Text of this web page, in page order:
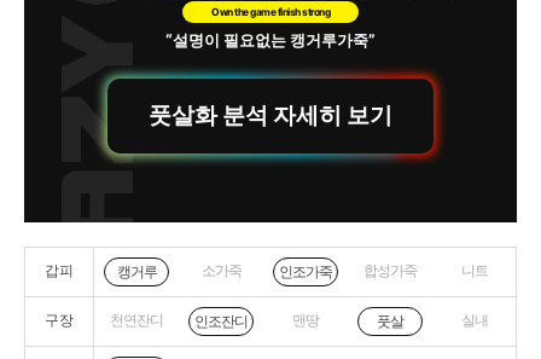
Own the game finish strong
“설명이 필요없는 캥거루가죽”
풋살화 분석 자세히 보기
갑피 캥거루 소가죽 인조가죽 합성가죽 니트
구장 천연잔디 인조잔디 맨땅 풋살 실내